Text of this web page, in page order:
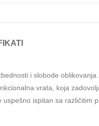
i slobode
vrata, koja
ispitan sa različitim